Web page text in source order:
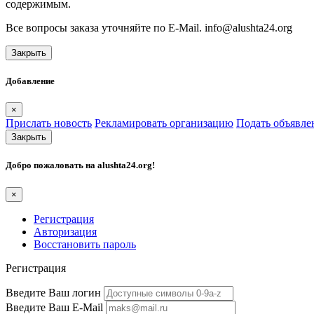
содержимым.
Все вопросы заказа уточняйте по E-Mail. info@alushta24.org
Закрыть
Добавление
×
Прислать новость Рекламировать организацию Подать
Закрыть
Добро пожаловать на alushta24.org!
×
Регистрация
Авторизация
Восстановить пароль
Регистрация
Введите Ваш логин
Введите Ваш E-Mail